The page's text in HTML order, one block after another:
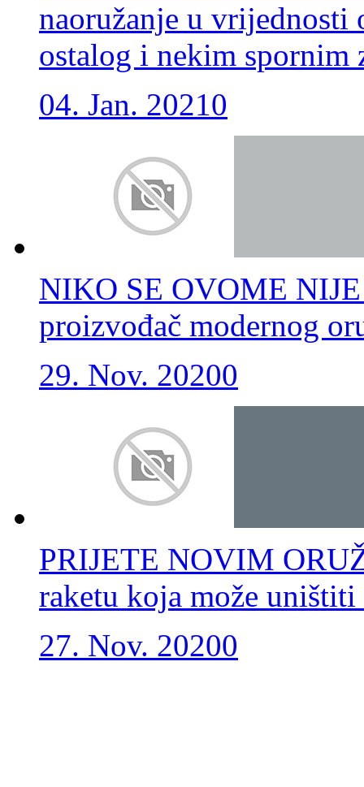
naoružanje u
ostalog i nekim spornim
04. Jan. 20210
NIKO SE OVOME
proizvođač modernog
29. Nov. 20200
PRIJETE NOVIM
raketu koja može uništiti
27. Nov. 20200